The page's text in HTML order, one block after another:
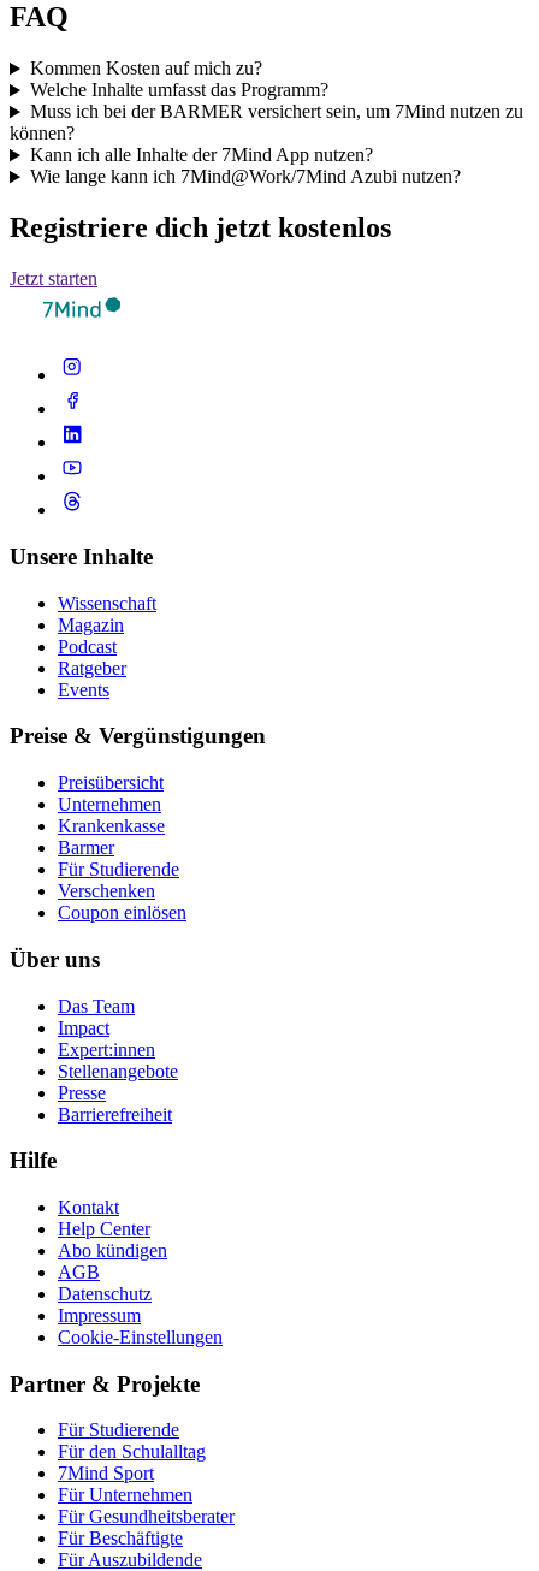
FAQ
Kommen Kosten auf mich zu?
Welche Inhalte umfasst das Programm?
Muss ich bei der BARMER versichert sein, um 7Mind nutzen zu
können?
Kann ich alle Inhalte der 7Mind App nutzen?
Wie lange kann ich 7Mind@Work/7Mind Azubi nutzen?
Registriere dich jetzt kostenlos
Jetzt starten
Unsere Inhalte
Wissenschaft
Magazin
Podcast
Ratgeber
Events
Preise & Vergünstigungen
Preisübersicht
Unternehmen
Krankenkasse
Barmer
Für Studierende
Ver­schen­ken
Coupon einlösen
Über uns
Das Team
Impact
Expert:innen
Stellenangebote
Presse
Barrierefreiheit
Hilfe
Kontakt
Help Center
Abo kündigen
AGB
Datenschutz
Impressum
Cookie-Einstellungen
Partner & Projekte
Für Stu­die­rende
Für den Schulalltag
7Mind Sport
Für Unter­neh­men
Für Gesund­heits­be­ra­ter
Für Beschäftigte
Für Auszubildende